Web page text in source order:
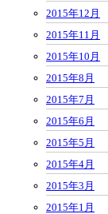
2015年12月
2015年11月
2015年10月
2015年8月
2015年7月
2015年6月
2015年5月
2015年4月
2015年3月
2015年1月